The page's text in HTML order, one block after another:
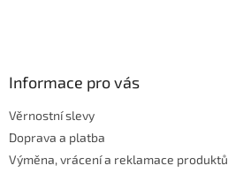
Informace pro vás
Věrnostní slevy
Doprava a platba
Výměna, vrácení a reklamace produktů